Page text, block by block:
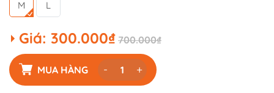
M L
Giá: 300.000₫ 700.000₫
MUA HÀNG - +